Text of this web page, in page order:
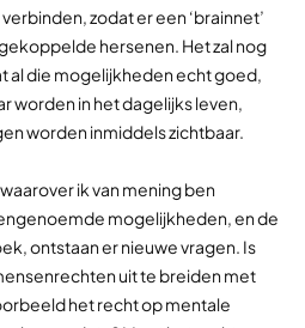
zodat er een ‘brainnet’
hersenen. Het zal nog
al die mogelijkheden echt goed,
worden in het dagelijks leven,
worden inmiddels zichtbaar.
ik van mening ben
mogelijkheden, en de
ontstaan er nieuwe vragen. Is
uit te breiden met
het recht op mentale